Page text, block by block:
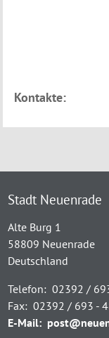
Kontakte:
Stadt Neuenrade
Alte Burg 1
58809 Neuenrade
Deutschland
Telefon: 02392 /
Fax: 02392 / 693 -
E-Mail: